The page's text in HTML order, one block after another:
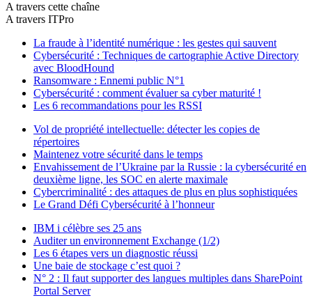
A travers cette chaîne
A travers ITPro
La fraude à l’identité numérique : les gestes qui sauvent
Cybersécurité : Techniques de cartographie Active Directory
avec BloodHound
Ransomware : Ennemi public N°1
Cybersécurité : comment évaluer sa cyber maturité !
Les 6 recommandations pour les RSSI
Vol de propriété intellectuelle: détecter les copies de
répertoires
Maintenez votre sécurité dans le temps
Envahissement de l’Ukraine par la Russie : la cybersécurité en
deuxième ligne, les SOC en alerte maximale
Cybercriminalité : des attaques de plus en plus sophistiquées
Le Grand Défi Cybersécurité à l’honneur
IBM i célèbre ses 25 ans
Auditer un environnement Exchange (1/2)
Les 6 étapes vers un diagnostic réussi
Une baie de stockage c’est quoi ?
N° 2 : Il faut supporter des langues multiples dans SharePoint
Portal Server